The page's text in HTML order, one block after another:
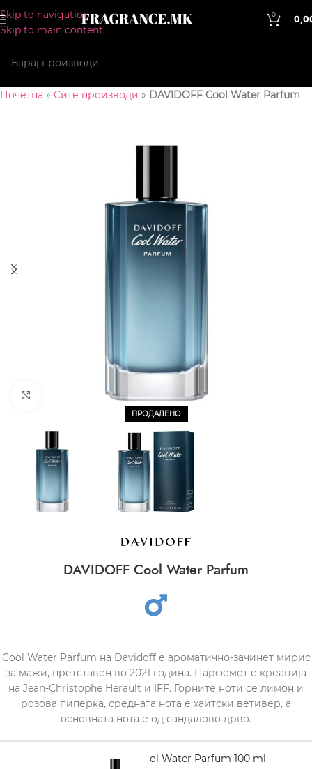
Skip to navigation
Skip to main content
0
Почетна » Сите производи » DAVIDOFF Cool Water Parfum
ПРОДАДЕНО
CLICK TO ENLARGE
DAVIDOFF Cool Water Parfum
Cool Water Parfum на Davidoff е ароматично-зачинет мирис
за мажи, претставен во 2021 година. Парфемот е креација
на Jean-Christophe Herault и IFF. Горните ноти се лимон и
розова пиперка, средната нота е хаитски ветивер, а
основната нота е од сандалово дрво.
DAVIDOFF Cool Water Parfum 100 ml